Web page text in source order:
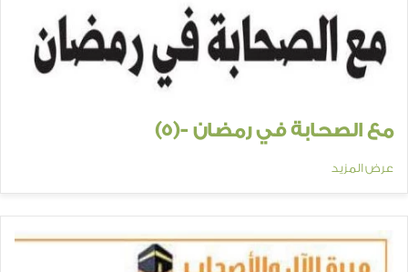
مع الصحابة في رمضان -(5)
عرض المزيد